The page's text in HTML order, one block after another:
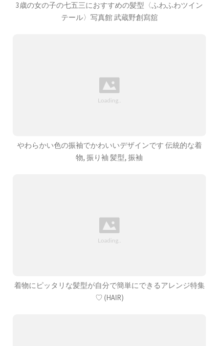
3歳の女の子の七五三におすすめの髪型〈ふわふわツイン
テール〉写真館 武蔵野創寫舘
やわらかい色の振袖でかわいいデザインです 伝統的な着
物, 振り袖 髪型, 振袖
着物にピッタリな髪型が自分で簡単にできるアレンジ特集
♡ (HAIR)